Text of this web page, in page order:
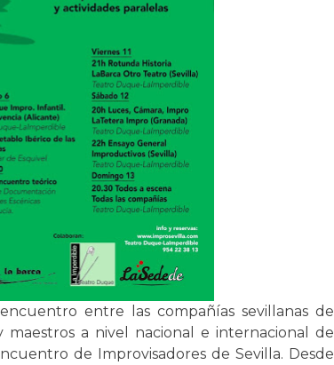
entre las compañías sevillanas de
maestros a nivel nacional e internacional de
de Improvisadores de Sevilla. Desde